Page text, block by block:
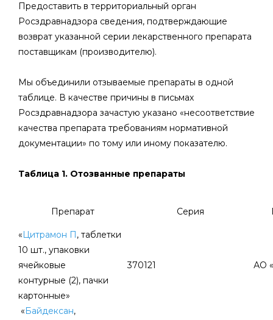
Предоставить в территориальный орган
Росздравнадзора сведения, подтверждающие
возврат указанной серии лекарственного препарата
поставщикам (производителю).
Мы объединили отзываемые препараты в одной
таблице. В качестве причины в письмах
Росздравнадзора зачастую указано «несоответствие
качества препарата требованиям нормативной
документации» по тому или иному показателю.
Таблица 1. Отозванные препараты
Препарат Серия
«Цитрамон П, таблетки
10 шт., упаковки
ячейковые
контурные (2), пачки
картонные»
370121 АО
«Байдексан,